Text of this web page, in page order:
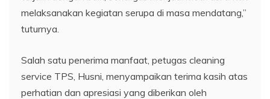
melaksanakan kegiatan serupa di masa mendatang,”
tuturnya.
Salah satu penerima manfaat, petugas cleaning
service TPS, Husni, menyampaikan terima kasih atas
perhatian dan apresiasi yang diberikan oleh